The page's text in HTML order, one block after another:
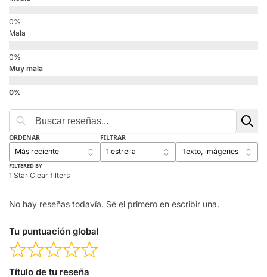
Mala
Muy mala
ORDENAR FILTRAR
FILTERED BY
1 Star Clear filters
No hay reseñas todavía. Sé el primero en escribir una.
Tu puntuación global
Título de tu reseña